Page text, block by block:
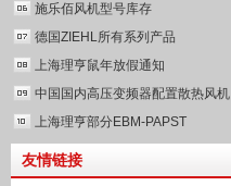
施乐佰风机型号库存
德国ZIEHL所有系列产品
上海理亨鼠年放假通知
中国国内高压变频器配置散热风机
上海理亨部分EBM-PAPST
友情链接